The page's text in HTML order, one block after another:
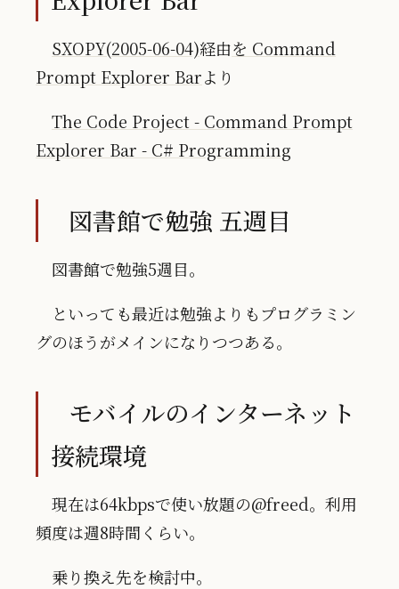
SXOPY(2005-06-04)経由を Command
Prompt Explorer Barより
The Code Project - Command Prompt
Explorer Bar - C# Programming
図書館で勉強 五週目
図書館で勉強5週目。
といっても最近は勉強よりもプログラミン
グのほうがメインになりつつある。
モバイルのインターネット
接続環境
現在は64kbpsで使い放題の@freed。利用
頻度は週8時間くらい。
乗り換え先を検討中。